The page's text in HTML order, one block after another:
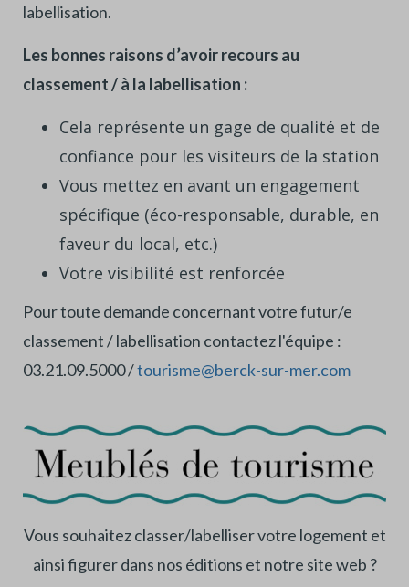
labellisation.
Les bonnes raisons d’avoir recours au
classement / à la labellisation :
Cela représente un gage de qualité et de
confiance pour les visiteurs de la station
Vous mettez en avant un engagement
spécifique (éco-responsable, durable, en
faveur du local, etc.)
Votre visibilité est renforcée
Pour toute demande concernant votre futur/e
classement / labellisation contactez l'équipe :
03.21.09.5000 /tourisme@berck-sur-mer.com
Vous souhaitez classer/labelliser votre logement et
ainsi figurer dans nos éditions et notre site web ?